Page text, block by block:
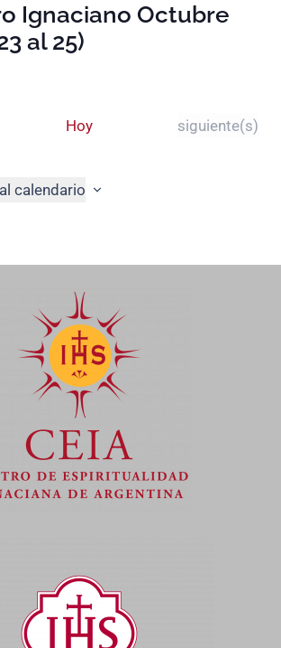
Ignaciano Octubre
al 25)
Hoy Eventos
siguiente(s)
calendario